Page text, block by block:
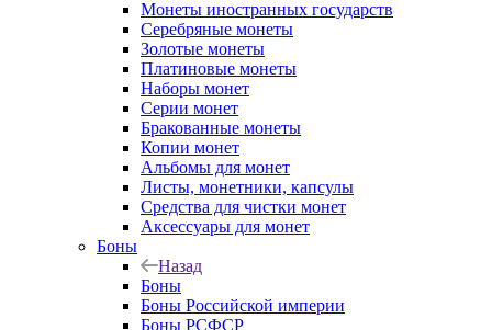
Монеты иностранных государств
Серебряные монеты
Золотые монеты
Платиновые монеты
Наборы монет
Серии монет
Бракованные монеты
Копии монет
Альбомы для монет
Листы, монетники, капсулы
Средства для чистки монет
Аксессуары для монет
Боны
Назад
Боны
Боны Российской империи
Боны РСФСР